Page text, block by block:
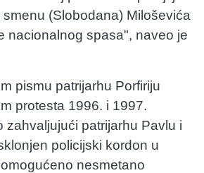
(Slobodana) Miloševića
nacionalnog spasa", naveo je
pismu patrijarhu Porfiriju
protesta 1996. i 1997.
zahvaljujući patrijarhu Pavlu i
policijski kordon u
nesmetano